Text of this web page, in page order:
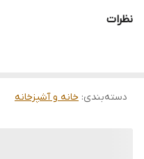
نظرات
دسته‌بندی: خانه و آشپزخانه